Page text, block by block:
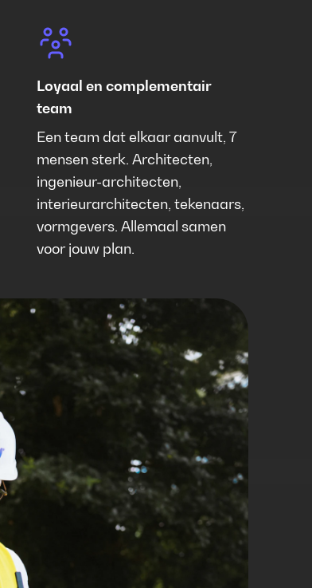
Loyaal en complementair
team
Een team dat elkaar aanvult, 7
mensen sterk. Architecten,
ingenieur-architecten,
interieurarchitecten, tekenaars,
vormgevers. Allemaal samen
voor jouw plan.